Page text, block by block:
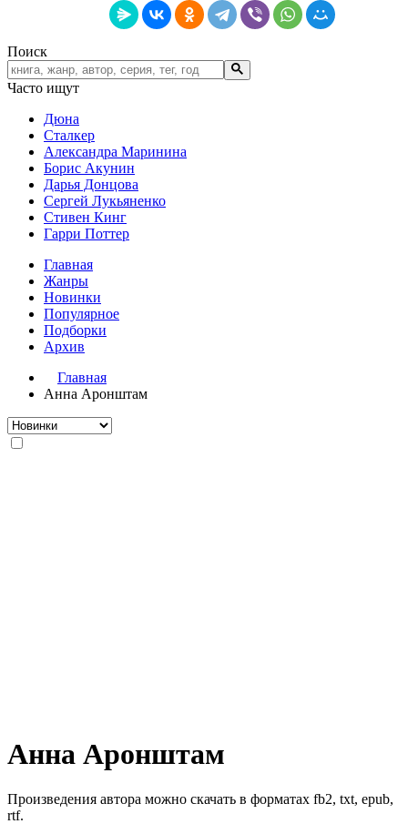
Поиск
Часто ищут
Дюна
Сталкер
Александра Маринина
Борис Акунин
Дарья Донцова
Сергей Лукьяненко
Стивен Кинг
Гарри Поттер
Главная
Жанры
Новинки
Популярное
Подборки
Архив
Главная
Анна Аронштам
Анна Аронштам
Произведения автора можно скачать в форматах fb2, txt, epub,
rtf.